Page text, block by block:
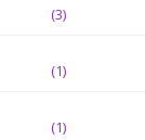
(3)
(1)
(1)